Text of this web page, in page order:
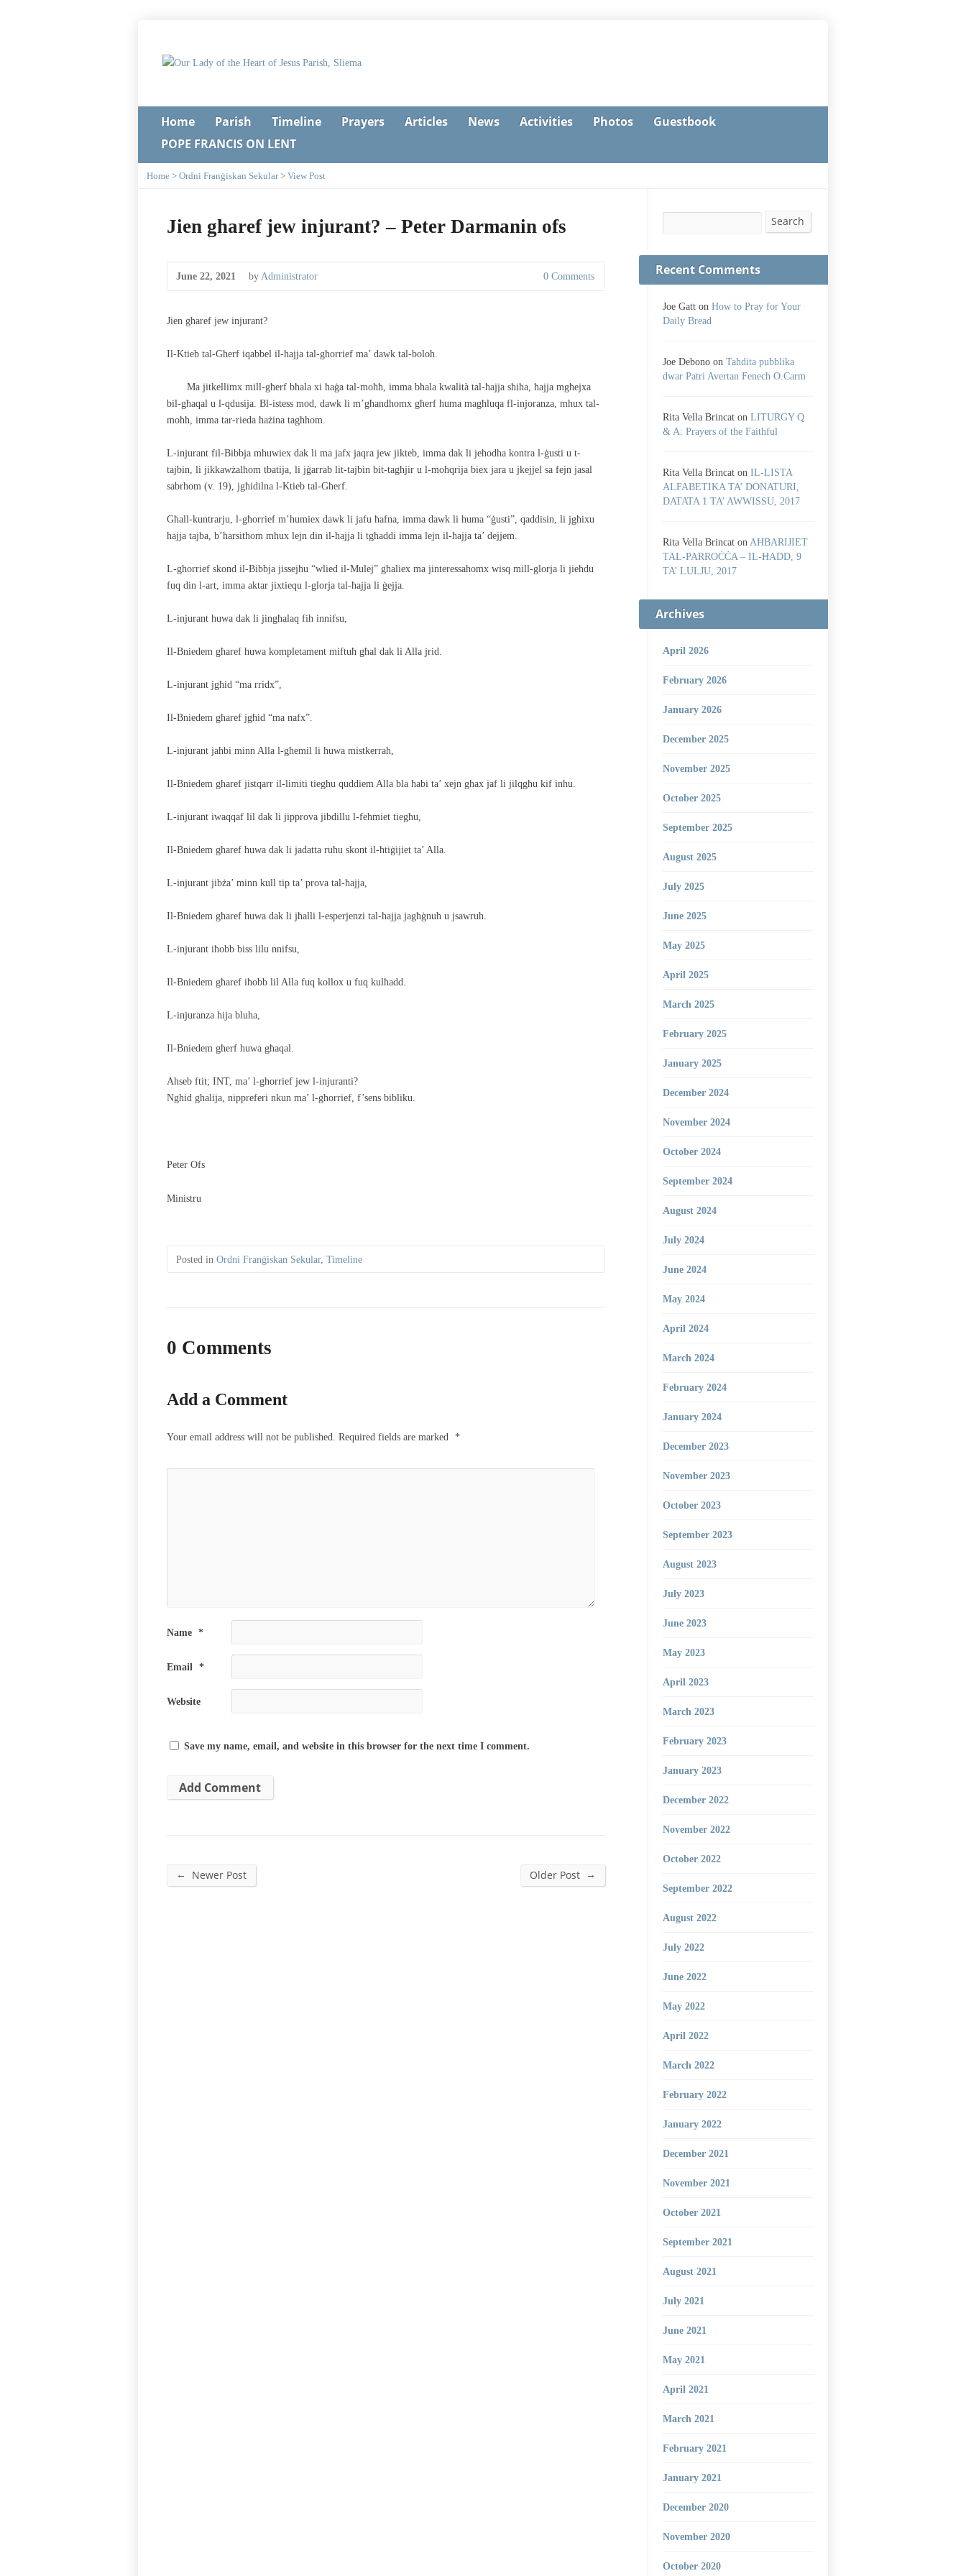
Home Parish Timeline Prayers Articles News Activities Photos
Guestbook
POPE FRANCIS ON LENT
Home > Ordni Franġiskan Sekular> View Post
Jien gharef jew injurant? – Peter Darmanin ofs
June 22, 2021 by Administrator 0 Comments
Jien gharef jew injurant?
Il-Ktieb tal-Għerf iqabbel il-ħajja tal-għorrief ma’ dawk tal-boloh.
Ma jitkellimx mill-għerf bħala xi ħaġa tal-moħħ, imma bħala kwalità tal-ħajja sħiħa, ħajja mgħejxa
bil-għaqal u l-qdusija. Bl-istess mod, dawk li m’għandhomx għerf huma magħluqa fl-injoranza, mhux tal-
moħħ, imma tar-rieda ħażina tagħhom.
L-injurant fil-Bibbja mhuwiex dak li ma jafx jaqra jew jikteb, imma dak li jeħodha kontra l-ġusti u t-
tajbin, li jikkawżalhom tbatija, li jġarrab lit-tajbin bit-tagħjir u l-moħqrija biex jara u jkejjel sa fejn jasal
sabrhom (v. 19), jgħidilna l-Ktieb tal-Għerf.
Għall-kuntrarju, l-għorrief m’humiex dawk li jafu ħafna, imma dawk li huma “ġusti”, qaddisin, li jgħixu
ħajja tajba, b’ħarsithom mhux lejn din il-ħajja li tgħaddi imma lejn il-ħajja ta’ dejjem.
L-ghorrief skond il-Bibbja jissejħu “wlied il-Mulej” għaliex ma jinteressahomx wisq mill-glorja li jieħdu
fuq din l-art, imma aktar jixtiequ l-glorja tal-ħajja li ġejja.
L-injurant huwa dak li jingħalaq fih innifsu,
Il-Bniedem għaref huwa kompletament miftuħ għal dak li Alla jrid.
L-injurant jgħid “ma rridx”,
Il-Bniedem għaref jgħid “ma nafx”.
L-injurant jaħbi minn Alla l-għemil li huwa mistkerrah,
Il-Bniedem għaref jistqarr il-limiti tiegħu quddiem Alla bla ħabi ta’ xejn għax jaf li jilqgħu kif inhu.
L-injurant iwaqqaf lil dak li jipprova jibdillu l-fehmiet tiegħu,
Il-Bniedem għaref huwa dak li jadatta ruħu skont il-ħtiġijiet ta’ Alla.
L-injurant jibża’ minn kull tip ta’ prova tal-ħajja,
Il-Bniedem għaref huwa dak li jħalli l-esperjenzi tal-ħajja jagħġnuh u jsawruh.
L-injurant iħobb biss lilu nnifsu,
Il-Bniedem għaref iħobb lil Alla fuq kollox u fuq kulħadd.
L-injuranza hija bluha,
Il-Bniedem għerf huwa għaqal.
Ahseb ftit; INT, ma’ l-ghorrief jew l-injuranti?
Nghid ghalija, nippreferi nkun ma’ l-ghorrief, f’sens bibliku.
Peter Ofs
Ministru
Posted in Ordni Franġiskan Sekular, Timeline
0 Comments
Add a Comment
Your email address will not be published. Required fields are marked *
Name *
Email *
Website
Save my name, email, and website in this browser for the next time I comment.
← Newer Post Older Post →
Search
Recent Comments
Joe Gatt on How to Pray for Your
Daily Bread
Joe Debono on Tahdita pubblika
dwar Patri Avertan Fenech O.Carm
Rita Vella Brincat on LITURGY Q
& A: Prayers of the Faithful
Rita Vella Brincat on IL-LISTA
ALFABETIKA TA’ DONATURI,
DATATA 1 TA’ AWWISSU, 2017
Rita Vella Brincat on AĦBARIJIET
TAL-PARROĊĊA – IL-ĦADD, 9
TA’ LULJU, 2017
Archives
April 2026
February 2026
January 2026
December 2025
November 2025
October 2025
September 2025
August 2025
July 2025
June 2025
May 2025
April 2025
March 2025
February 2025
January 2025
December 2024
November 2024
October 2024
September 2024
August 2024
July 2024
June 2024
May 2024
April 2024
March 2024
February 2024
January 2024
December 2023
November 2023
October 2023
September 2023
August 2023
July 2023
June 2023
May 2023
April 2023
March 2023
February 2023
January 2023
December 2022
November 2022
October 2022
September 2022
August 2022
July 2022
June 2022
May 2022
April 2022
March 2022
February 2022
January 2022
December 2021
November 2021
October 2021
September 2021
August 2021
July 2021
June 2021
May 2021
April 2021
March 2021
February 2021
January 2021
December 2020
November 2020
October 2020